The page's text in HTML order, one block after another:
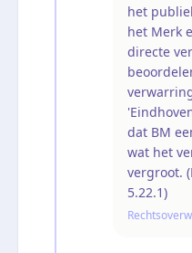
het
het Merk
directe
dat BM
wat het
vergroot.
5.22.1)